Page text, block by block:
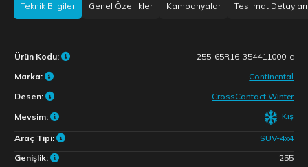
Teknik Bilgiler Genel Özellikler Kampanyalar Teslimat Detayları
Ürün Kodu:
255-65R16-354411000-c
Marka:
Continental
Desen:
CrossContact Winter
Mevsim: Kış
Araç Tipi:
SUV-4x4
Genişlik:
255